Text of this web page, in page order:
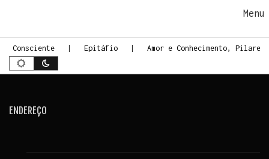
Consciente Epitáfio Amor e Conhecimento,
ENDEREÇO